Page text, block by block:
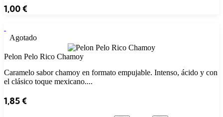
1,00€
Agotado
Pelon Pelo Rico Chamoy
Caramelo sabor chamoy en formato empujable. Intenso, ácido y con
el clásico toque mexicano....
1,85€